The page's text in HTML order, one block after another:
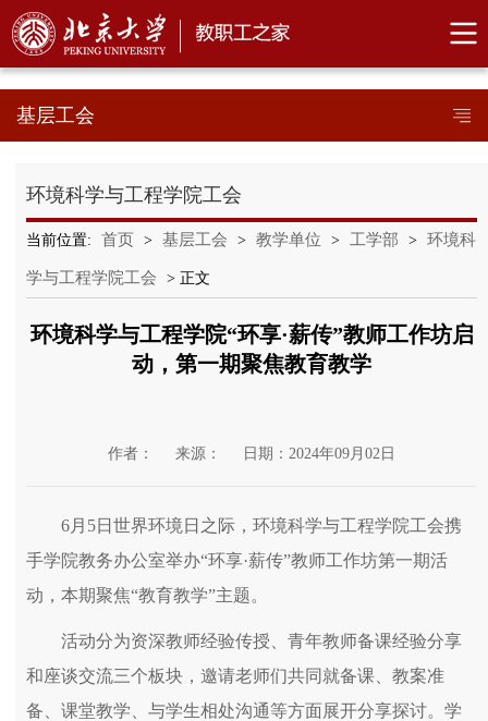
基层工会
环境科学与工程学院工会
当前位置: 首页 > 基层工会 > 教学单位 > 工学部 > 环境科
学与工程学院工会 > 正文
环境科学与工程学院“环享·薪传”教师工作坊启
动，第一期聚焦教育教学
作者： 来源： 日期：2024年09月02日
6月5日世界环境日之际，环境科学与工程学院工会携
手学院教务办公室举办“环享·薪传”教师工作坊第一期活
动，本期聚焦“教育教学”主题。
活动分为资深教师经验传授、青年教师备课经验分享
和座谈交流三个板块，邀请老师们共同就备课、教案准
备、课堂教学、与学生相处沟通等方面展开分享探讨。学